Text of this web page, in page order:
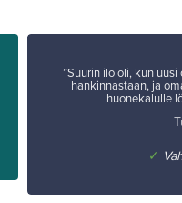
”Suurin ilo oli, kun
hankinnastaan, ja
huonekalulle
✓